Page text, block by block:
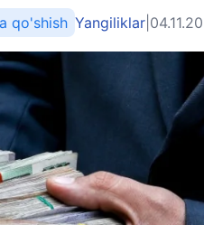
qo'shish Yangiliklar